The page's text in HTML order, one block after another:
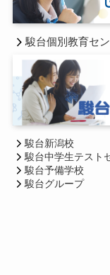
駿台個別教育セ
駿台新潟校
駿台中学生テスト
駿台予備学校
駿台グループ